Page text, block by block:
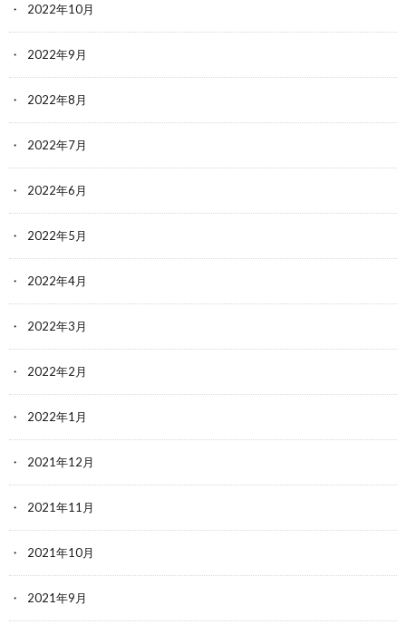
2022年10月
2022年9月
2022年8月
2022年7月
2022年6月
2022年5月
2022年4月
2022年3月
2022年2月
2022年1月
2021年12月
2021年11月
2021年10月
2021年9月